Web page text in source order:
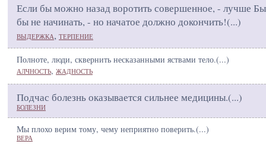
Если бы можно назад воротить совершенное, - лучше
бы не начинать, - но начатое должно докончить!(...)
ВЫДЕРЖКА, ТЕРПЕНИЕ
Полноте, люди, сквернить несказанными яствами тело.(...)
АЛЧНОСТЬ, ЖАДНОСТЬ
Подчас болезнь оказывается сильнее медицины.(...)
БОЛЕЗНИ
Мы плохо верим тому, чему неприятно поверить.(...)
ВЕРА